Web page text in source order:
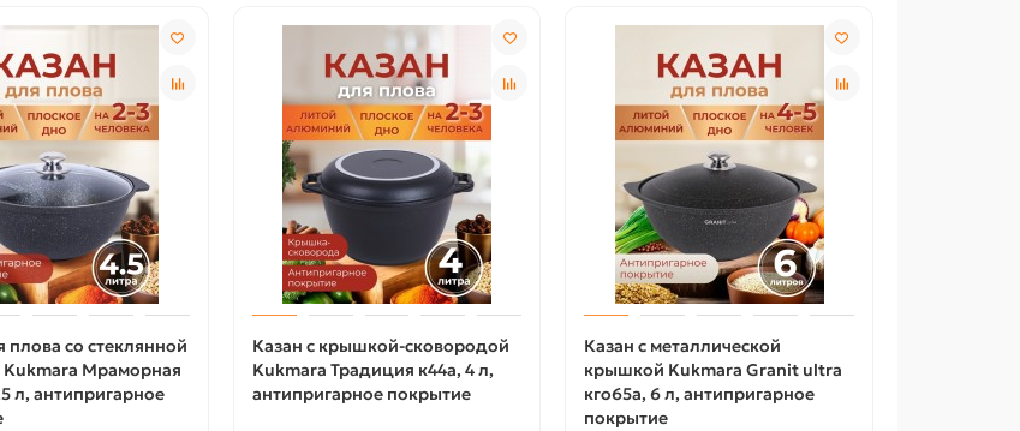
плова со стеклянной
Мраморная
л, антипригарное
Казан с крышкой-сковородой
Kukmara Традиция к44а, 4 л,
антипригарное покрытие
Казан с металлической
крышкой Kukmara Granit ultra
кго65а, 6 л, антипригарное
покрытие